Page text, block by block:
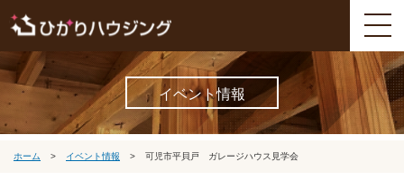
イベント情報
ホーム > イベント情報 > 可児市平貝戸 ガレージハウス見学会